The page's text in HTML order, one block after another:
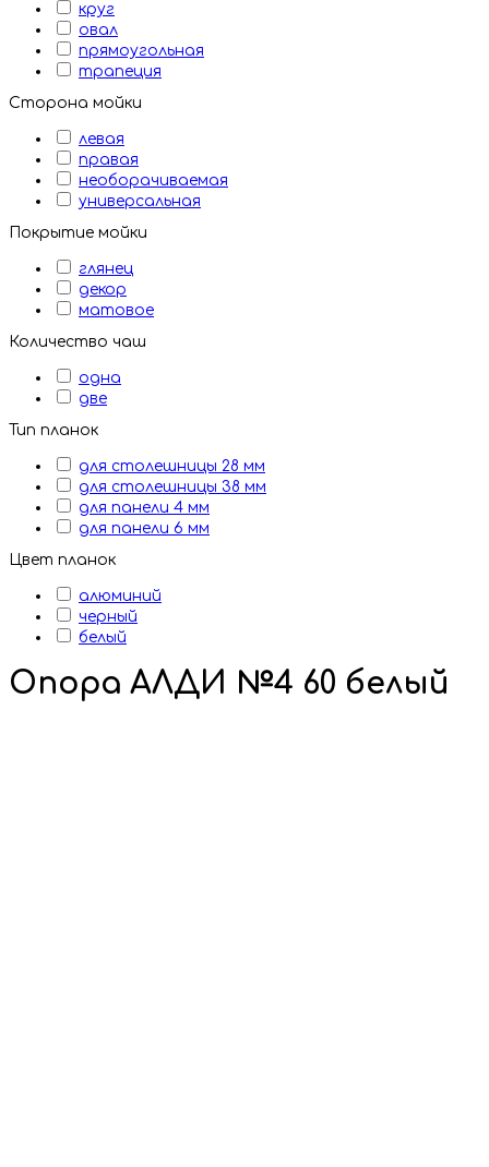
круг
овал
прямоугольная
трапеция
Сторона мойки
левая
правая
необорачиваемая
универсальная
Покрытие мойки
глянец
декор
матовое
Количество чаш
одна
две
Тип планок
для столешницы 28 мм
для столешницы 38 мм
для панели 4 мм
для панели 6 мм
Цвет планок
алюминий
черный
белый
Опора АЛДИ №4 60 белый